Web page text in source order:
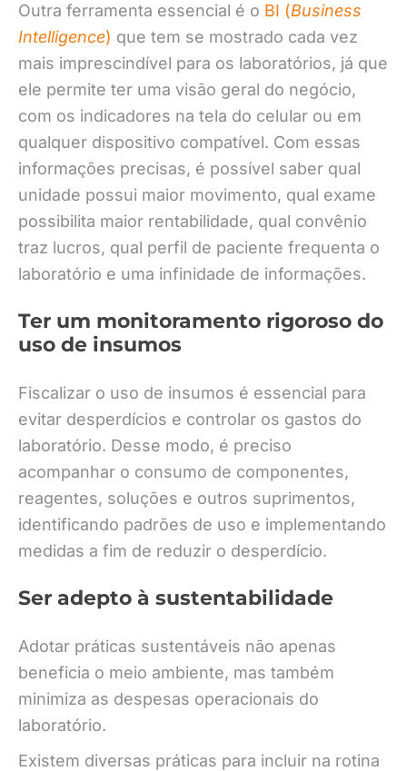
Outra ferramenta essencial é o BI (Business
Intelligence) que tem se mostrado cada vez
mais imprescindível para os laboratórios, já que
ele permite ter uma visão geral do negócio,
com os indicadores na tela do celular ou em
qualquer dispositivo compatível. Com essas
informações precisas, é possível saber qual
unidade possui maior movimento, qual exame
possibilita maior rentabilidade, qual convênio
traz lucros, qual perfil de paciente frequenta o
laboratório e uma infinidade de informações.
Ter um monitoramento rigoroso do
uso de insumos
Fiscalizar o uso de insumos é essencial para
evitar desperdícios e controlar os gastos do
laboratório. Desse modo, é preciso
acompanhar o consumo de componentes,
reagentes, soluções e outros suprimentos,
identificando padrões de uso e implementando
medidas a fim de reduzir o desperdício.
Ser adepto à sustentabilidade
Adotar práticas sustentáveis não apenas
beneficia o meio ambiente, mas também
minimiza as despesas operacionais do
laboratório.
Existem diversas práticas para incluir na rotina